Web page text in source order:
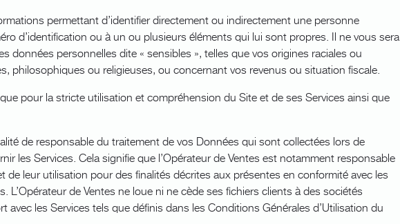
permettant d’identifier directement ou indirectement une personne
d’identification ou à un ou plusieurs éléments qui lui sont propres. Il ne vous sera
données personnelles dite « sensibles », telles que vos origines raciales ou
philosophiques ou religieuses, ou concernant vos revenus ou situation fiscale.
pour la stricte utilisation et compréhension du Site et de ses Services ainsi que
de responsable du traitement de vos Données qui sont collectées lors de
les Services. Cela signifie que l’Opérateur de Ventes est notamment responsable
de leur utilisation pour des finalités décrites aux présentes en conformité avec les
L’Opérateur de Ventes ne loue ni ne cède ses fichiers clients à des sociétés
avec les Services tels que définis dans les Conditions Générales d’Utilisation du